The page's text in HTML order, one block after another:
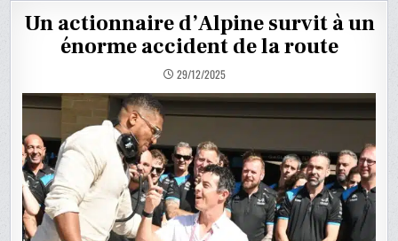
Un actionnaire d’Alpine survit à un
énorme accident de la route
29/12/2025